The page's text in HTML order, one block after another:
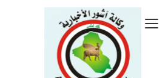
إلى قائمة
جانبية